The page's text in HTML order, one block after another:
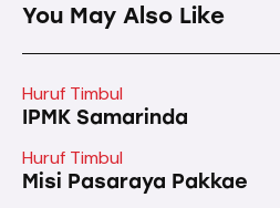
You May Also Like
Huruf Timbul
IPMK Samarinda
Huruf Timbul
Misi Pasaraya Pakkae